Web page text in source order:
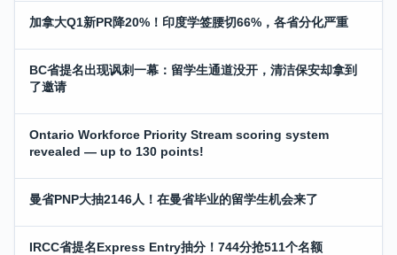
加拿大Q1新PR降20%！印度学签腰切66%，各省分化严重
BC省提名出现讽刺一幕：留学生通道没开，清洁保安却拿到
了邀请
Ontario Workforce Priority Stream scoring system
revealed — up to 130 points!
曼省PNP大抽2146人！在曼省毕业的留学生机会来了
IRCC省提名Express Entry抽分！744分抢511个名额